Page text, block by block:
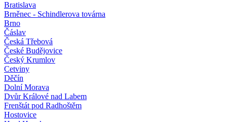
Bratislava
Brněnec - Schindlerova továrna
Brno
Čáslav
Česká Třebová
České Budějovice
Český Krumlov
Cetviny
Děčín
Dolní Morava
Dvůr Králové nad Labem
Frenštát pod Radhoštěm
Hostovice